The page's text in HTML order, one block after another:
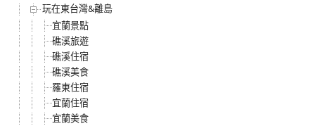
玩在東台灣&離島
宜蘭景點
礁溪旅遊
礁溪住宿
礁溪美食
羅東住宿
宜蘭住宿
宜蘭美食